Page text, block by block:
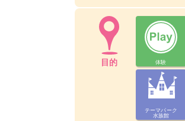
目的 体験
テーマパーク
水族館